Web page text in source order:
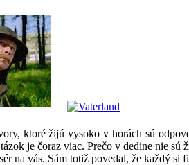
ktoré žijú vysoko v horách sú
je čoraz viac. Prečo v dedine nie
na vás. Sám totiž povedal, že každý